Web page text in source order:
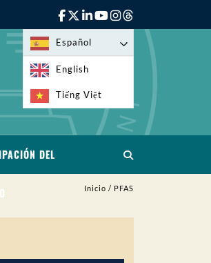
Español
English
Tiếng Việt
DEL
Inicio / PFAS